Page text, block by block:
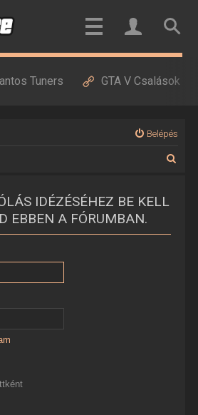
Tuners GTA V Csalások
Belépés
IDÉZÉSÉHEZ BE KELL
EBBEN A FÓRUMBAN.